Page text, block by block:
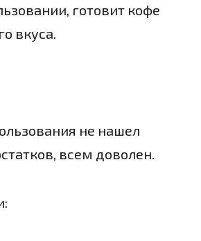
готовит кофе
вкуса.
не нашел
всем доволен.